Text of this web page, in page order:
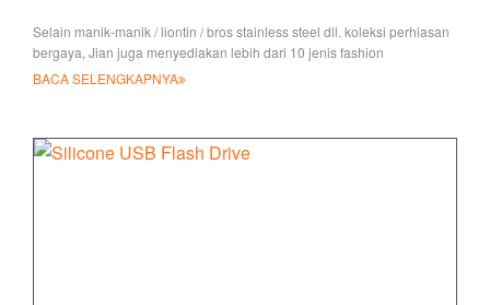
Selain manik-manik / liontin / bros stainless steel dll. koleksi perhiasan
bergaya, Jian juga menyediakan lebih dari 10 jenis fashion
BACA SELENGKAPNYA